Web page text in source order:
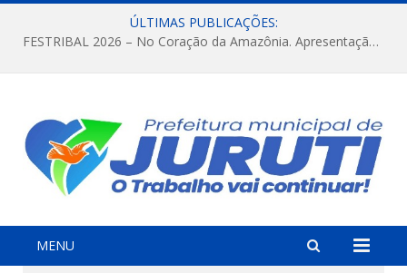
ÚLTIMAS PUBLICAÇÕES:
FESTRIBAL 2026 – No Coração da Amazônia. Apresentação da Munduruku.
MENU